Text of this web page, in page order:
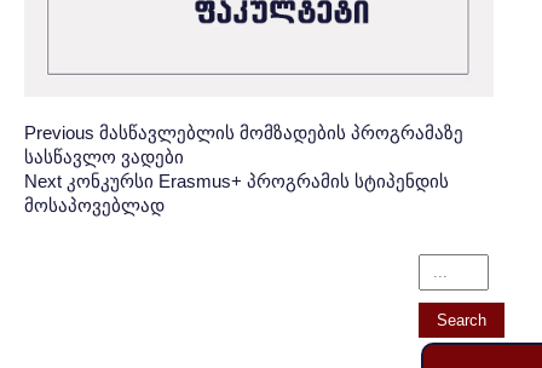
Post
navigation
პოსტის
ნავიგაცია
Previous Previous
Post:
მასწავლებლის მომზადების პროგრამაზე
სასწავლო ვადები
Next Next
Post:
კონკურსი Erasmus+ პროგრამის სტიპენდის
მოსაპოვებლად